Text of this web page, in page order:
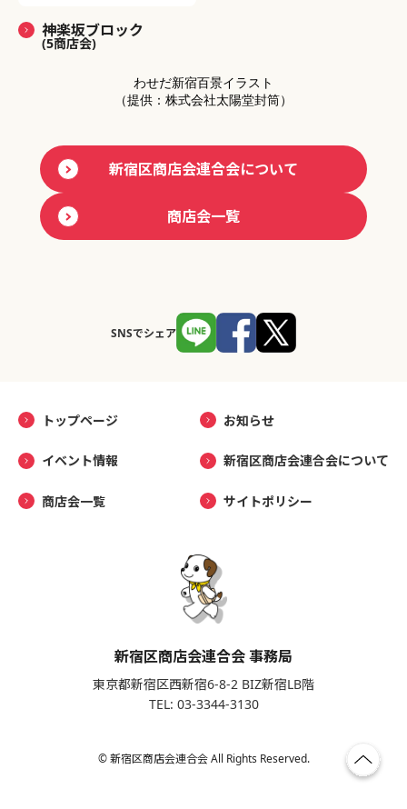
神楽坂ブロック
(5商店会)
わせだ新宿百景イラスト
（提供：株式会社太陽堂封筒）
新宿区商店会連合会について
商店会一覧
SNSでシェア
トップページ お知らせ
イベント情報 新宿区商店会連合会について
商店会一覧 サイトポリシー
新宿区商店会連合会 事務局
東京都新宿区西新宿6-8-2 BIZ新宿LB階
TEL: 03-3344-3130
© 新宿区商店会連合会 All Rights Reserved.